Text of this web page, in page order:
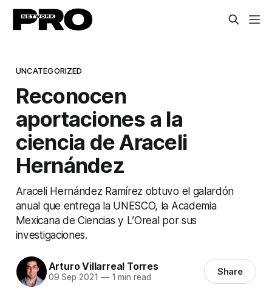
UNCATEGORIZED
Reconocen
aportaciones a la
ciencia de Araceli
Hernández
Araceli Hernández Ramírez obtuvo el galardón
anual que entrega la UNESCO, la Academia
Mexicana de Ciencias y L’Oreal por sus
investigaciones.
Arturo Villarreal Torres
09 Sep 2021 —1 min read Share